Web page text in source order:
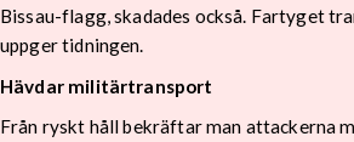
Bissau-flagg, skadades också. Fartyget
uppger tidningen.
Hävdar militärtransport
Från ryskt håll bekräftar man attackerna